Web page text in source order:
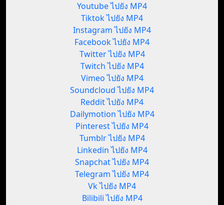
Youtube ไปยัง MP4
Tiktok ไปยัง MP4
Instagram ไปยัง MP4
Facebook ไปยัง MP4
Twitter ไปยัง MP4
Twitch ไปยัง MP4
Vimeo ไปยัง MP4
Soundcloud ไปยัง MP4
Reddit ไปยัง MP4
Dailymotion ไปยัง MP4
Pinterest ไปยัง MP4
Tumblr ไปยัง MP4
Linkedin ไปยัง MP4
Snapchat ไปยัง MP4
Telegram ไปยัง MP4
Vk ไปยัง MP4
Bilibili ไปยัง MP4